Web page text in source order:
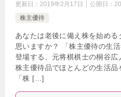
更新日： 2019年2月17日 公開日：
株主優待
あなたは老後に備え株を始める
思いますか？ 「株主優待の生
登場する、元将棋棋士の桐谷広
株主優待品でほとんどの生活
「株 […]